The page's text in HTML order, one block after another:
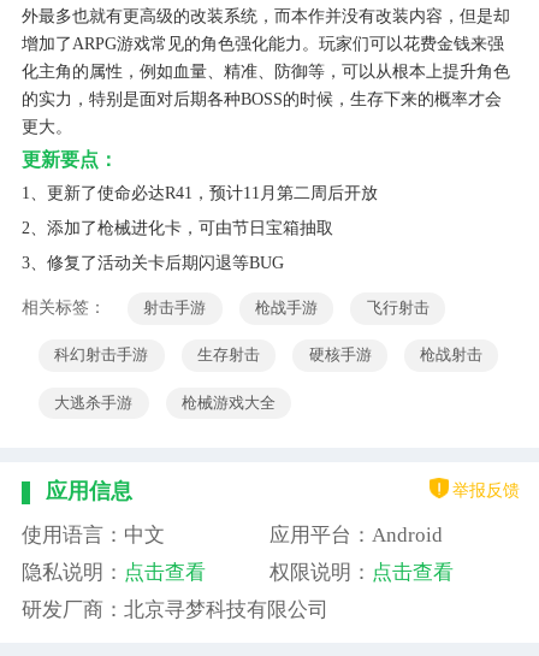
外最多也就有更高级的改装系统，而本作并没有改装内容，但是却
增加了ARPG游戏常见的角色强化能力。玩家们可以花费金钱来强
化主角的属性，例如血量、精准、防御等，可以从根本上提升角色
的实力，特别是面对后期各种BOSS的时候，生存下来的概率才会
更大。
更新要点：
1、更新了使命必达R41，预计11月第二周后开放
2、添加了枪械进化卡，可由节日宝箱抽取
3、修复了活动关卡后期闪退等BUG
相关标签： 射击手游 枪战手游 飞行射击
科幻射击手游 生存射击 硬核手游 枪战射击
大逃杀手游 枪械游戏大全
应用信息 举报反馈
使用语言：中文
应用平台：Android
隐私说明： 点击查看 权限说明： 点击查看
研发厂商：北京寻梦科技有限公司